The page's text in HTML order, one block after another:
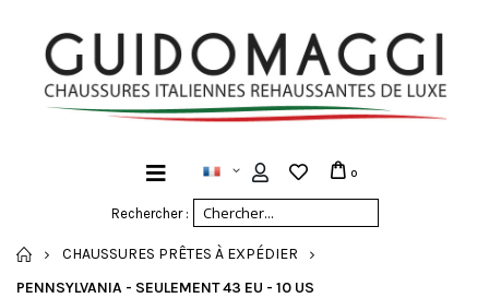
Rechercher :
0
ACCUEIL
CHAUSSURES PRÊTES À EXPÉDIER
PENNSYLVANIA - SEULEMENT 43 EU - 10 US